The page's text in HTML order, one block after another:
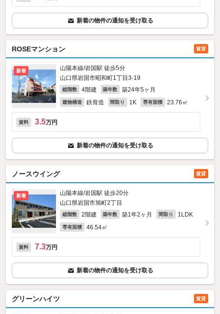
新着の物件の通知を受け取る
ROSEマンション 賃貸
新着
山陽本線/岩国駅 徒歩5分
山口県岩国市昭和町1丁目3-19
総階数 4階建 築年数 築24年5ヶ月
建物構造 鉄骨造 間取り 1K 専有面積 23.76㎡
賃料 3.5万円
新着の物件の通知を受け取る
ノースウイング 賃貸
新着
山陽本線/岩国駅 徒歩20分
山口県岩国市旭町2丁目
総階数 2階建 築年数 築1年2ヶ月 間取り 1LDK
専有面積 46.54㎡
賃料 7.3万円
新着の物件の通知を受け取る
グリーンハイツ 賃貸